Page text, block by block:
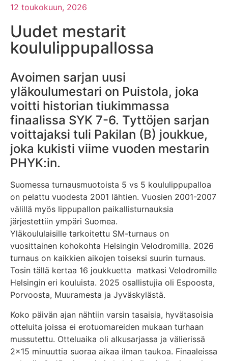
12 toukokuun, 2026
Uudet mestarit
koululippupallossa
Avoimen sarjan uusi
yläkoulumestari on Puistola, joka
voitti historian tiukimmassa
finaalissa SYK 7-6. Tyttöjen sarjan
voittajaksi tuli Pakilan (B) joukkue,
joka kukisti viime vuoden mestarin
PHYK:in.
Suomessa turnausmuotoista 5 vs 5 koululippupalloa
on pelattu vuodesta 2001 lähtien. Vuosien 2001-2007
välillä myös lippupallon paikallisturnauksia
järjestettiin ympäri Suomea.
Yläkoululaisille tarkoitettu SM-turnaus on
vuosittainen kohokohta Helsingin Velodromilla. 2026
turnaus on kaikkien aikojen toiseksi suurin turnaus.
Tosin tällä kertaa 16 joukkuetta matkasi Velodromille
Helsingin eri kouluista. 2025 osallistujia oli Espoosta,
Porvoosta, Muuramesta ja Jyväskylästä.
Koko päivän ajan nähtiin varsin tasaisia, hyvätasoisia
otteluita joissa ei erotuomareiden mukaan turhaan
mussutettu. Otteluaika oli alkusarjassa ja välierissä
2×15 minuuttia suoraa aikaa ilman taukoa. Finaaleissa